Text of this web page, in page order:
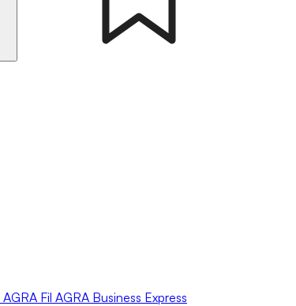
AGRA Fil AGRA Business Express